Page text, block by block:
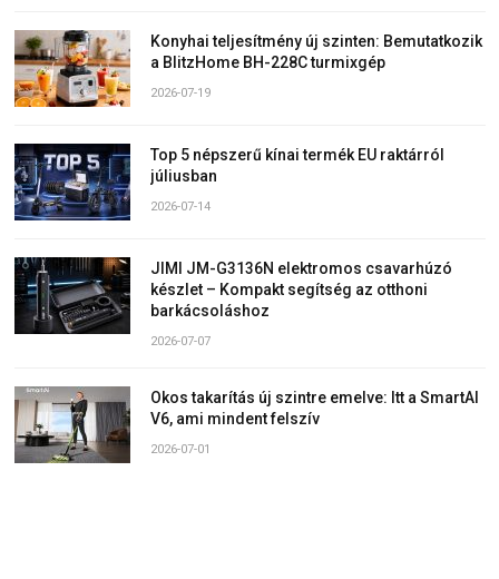
Konyhai teljesítmény új szinten: Bemutatkozik
a BlitzHome BH-228C turmixgép
2026-07-19
Top 5 népszerű kínai termék EU raktárról
júliusban
2026-07-14
JIMI JM-G3136N elektromos csavarhúzó
készlet – Kompakt segítség az otthoni
barkácsoláshoz
2026-07-07
Okos takarítás új szintre emelve: Itt a SmartAI
V6, ami mindent felszív
2026-07-01